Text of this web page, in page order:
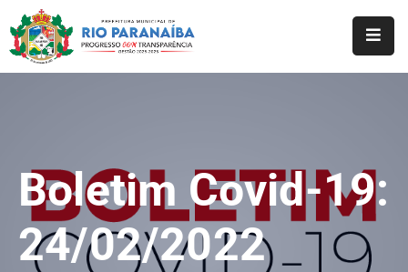
Prefeitura
Notícias
Boletim Covid-19:
24/02/2022